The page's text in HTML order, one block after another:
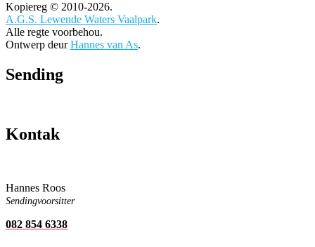
Kopiereg © 2010-2026.
A.G.S. Lewende Waters Vaalpark.
Alle regte voorbehou.
Ontwerp deurHannes van As.
Sending
Kontak
Hannes Roos
Sendingvoorsitter
082 854 6338